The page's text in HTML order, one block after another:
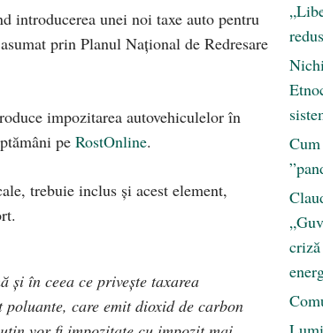
introducerea unei noi taxe auto pentru
prin Planul Național de Redresare
impozitarea autovehiculelor în
pe RostOnline.
trebuie inclus și acest element,
și în ceea ce privește taxarea
care emit dioxid de carbon